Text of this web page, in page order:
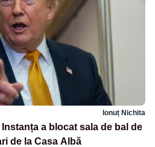
Ionuț Nichita
a blocat sala de bal de
de la Casa Albă